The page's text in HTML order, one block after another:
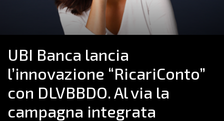
UBI Banca lancia
l’innovazione “RicariConto”
con DLVBBDO. Al via la
campagna integrata